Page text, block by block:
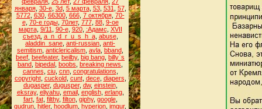
января, 30-е, 3d, 5 марта, 53, 531 57,
5772, 630, 66300, 666, 7 октября, 70-
е, 70-е годы, 70лет, 777, 88, 9-ое
марта, 9/11 90-е, 920, :Адамс XVII
съезд, a_n_d_r_u_s_h_a, abuse,
aladdin_sane anti-russian anti-
semitism anticlericalism avla bband
beef beefeater, beilby, big bang billy`s
band bipedal boobs breaking news
cannes ciu, cnn, congratulations
copyright, cuckold, cunt, dece, diapers
dugasper, dugusper, dw, einstein,
eksray, eliyahu, email, english, erlang,
fart, fat, filthy, filton, giphy, google,
gudrun hitler, hoodlum hyperion imgur,